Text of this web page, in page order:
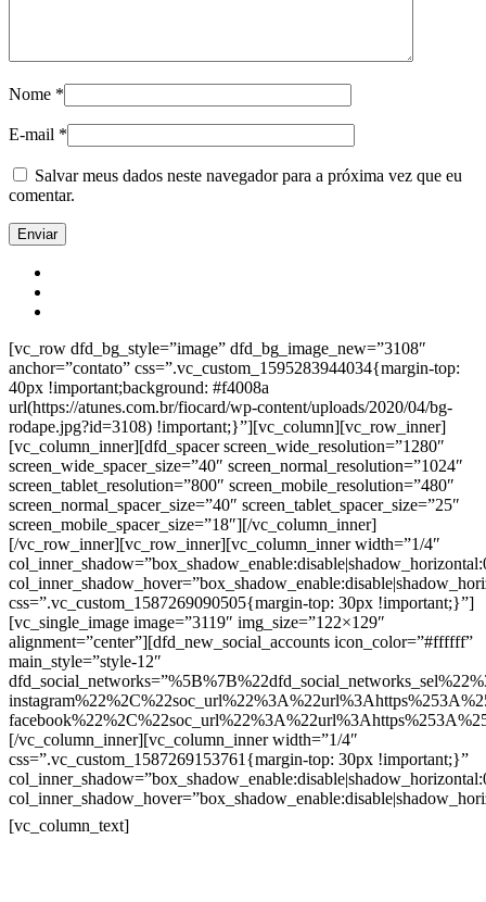
Nome *
E-mail *
Salvar meus dados neste navegador para a próxima vez que eu
comentar.
[vc_row dfd_bg_style=”image” dfd_bg_image_new=”3108″
anchor=”contato” css=”.vc_custom_1595283944034{margin-top:
40px !important;background: #f4008a
url(https://atunes.com.br/fiocard/wp-content/uploads/2020/04/bg-
rodape.jpg?id=3108) !important;}”][vc_column][vc_row_inner]
[vc_column_inner][dfd_spacer screen_wide_resolution=”1280″
screen_wide_spacer_size=”40″ screen_normal_resolution=”1024″
screen_tablet_resolution=”800″ screen_mobile_resolution=”480″
screen_normal_spacer_size=”40″ screen_tablet_spacer_size=”25″
screen_mobile_spacer_size=”18″][/vc_column_inner]
[/vc_row_inner][vc_row_inner][vc_column_inner width=”1/4″
css=”.vc_custom_1587269090505{margin-top: 30px !important;}”]
[vc_single_image image=”3119″ img_size=”122×129″
alignment=”center”][dfd_new_social_accounts icon_color=”#ffffff”
main_style=”style-12″
[/vc_column_inner][vc_column_inner width=”1/4″
css=”.vc_custom_1587269153761{margin-top: 30px !important;}”
[vc_column_text]